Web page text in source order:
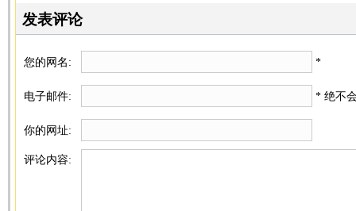
发表评论
您的网名: *
电子邮件: * 绝不
你的网址:
评论内容: